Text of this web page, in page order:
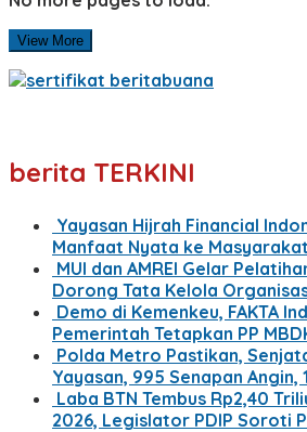
View More
berita TERKINI
Yayasan Hijrah Financial
Manfaat Nyata ke Masyarakat
MUI dan AMREI Gelar
Dorong Tata Kelola
Demo di Kemenkeu, FAKTA
Pemerintah Tetapkan PP
Polda Metro Pastikan,
Yayasan, 995 Senapan Angin,
Laba BTN Tembus Rp2,40
2026, Legislator PDIP Soroti